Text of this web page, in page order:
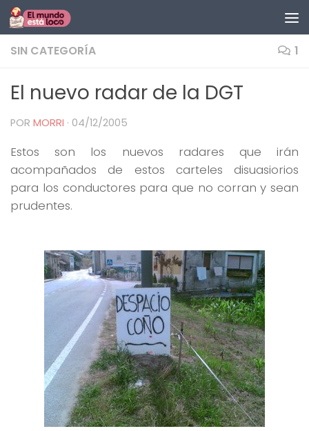
Saltar al contenido
SIN CATEGORÍA 1
El nuevo radar de la DGT
POR MORRI · 04/12/2005
Estos son los nuevos radares que irán
acompañados de estos carteles disuasiorios
para los conductores para que no corran y sean
prudentes.